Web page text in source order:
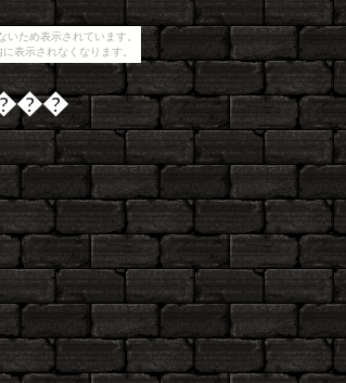
いため表示されています。
表示されなくなります。